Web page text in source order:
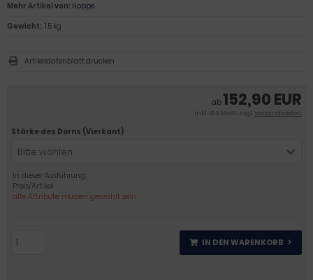
ab152,90 EUR
inkl. 19 % MwSt. zzgl.Versandkosten
Stärke des Dorns (Vierkant)
Bitte wählen
In dieser Ausführung:
Preis/Artikel
alle Attribute müssen gewählt sein
IN DEN WARENKORB
Mehr Artikel von: Hoppe
Gewicht: 1.5 kg
Artikeldatenblatt drucken